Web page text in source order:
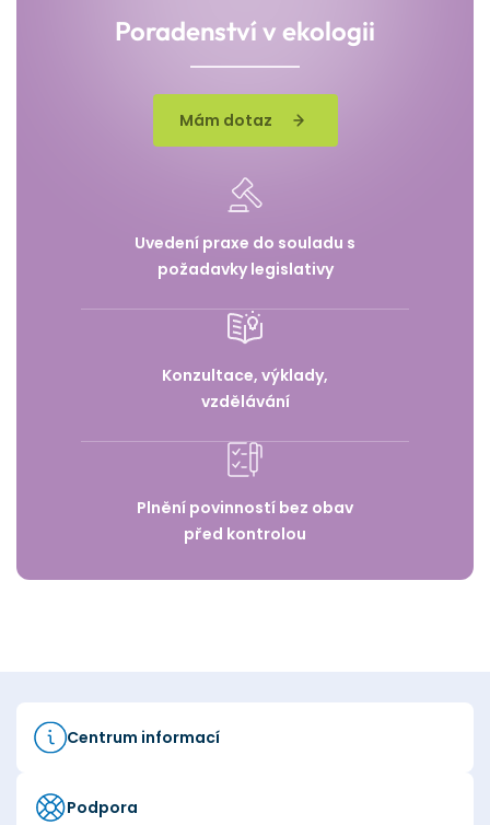
Poradenství v ekologii
Mám dotaz
Uvedení praxe do souladu s
požadavky legislativy
Konzultace, výklady,
vzdělávání
Plnění povinností bez obav
před kontrolou
Centrum informací
Podpora